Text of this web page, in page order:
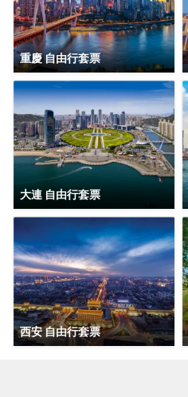
重慶 自由行套票
大連 自由行套票
西安 自由行套票